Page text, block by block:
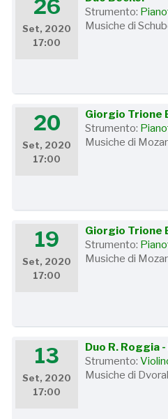
26
Set, 2020
17:00
Strumento:
Musiche di
20
Set, 2020
17:00
Giorgio Trione
Strumento:
Musiche di
19
Set, 2020
17:00
Giorgio Trione
Strumento:
Musiche di
13
Set, 2020
17:00
Duo R. Roggia
Strumento:
Musiche di